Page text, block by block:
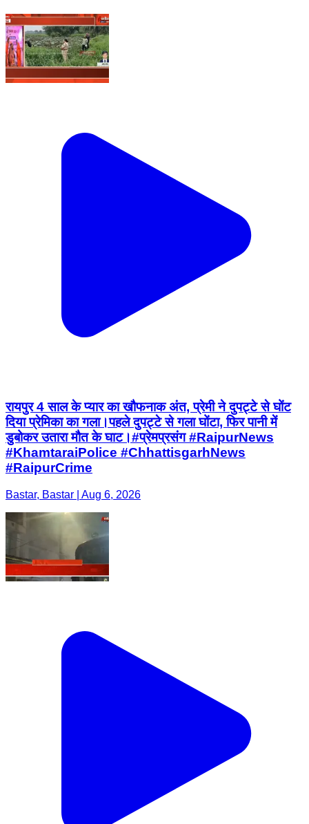
रायपुर 4 साल के प्यार का खौफनाक अंत, प्रेमी ने दुपट्टे से घोंट
दिया प्रेमिका का गला।पहले दुपट्टे से गला घोंटा, फिर पानी में
डुबोकर उतारा मौत के घाट।#प्रेमप्रसंग #RaipurNews
#KhamtaraiPolice #ChhattisgarhNews
#RaipurCrime
Bastar, Bastar | Aug 6, 2026